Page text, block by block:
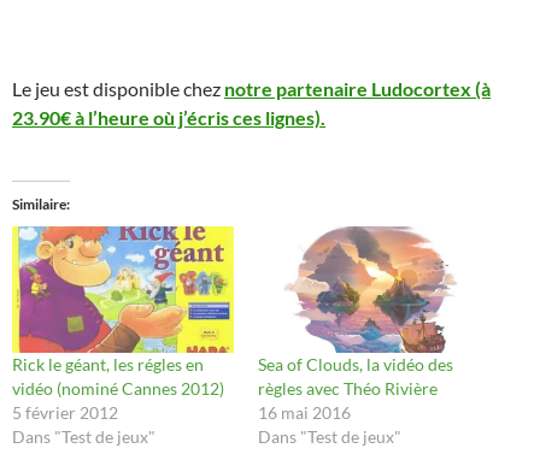
Le jeu est disponible chez notre partenaire Ludocortex (à
23.90€ à l’heure où j’écris ces lignes).
Similaire
Rick le géant, les régles en
vidéo (nominé Cannes 2012)
5 février 2012
Dans "Test de jeux"
Sea of Clouds, la vidéo des
règles avec Théo Rivière
16 mai 2016
Dans "Test de jeux"